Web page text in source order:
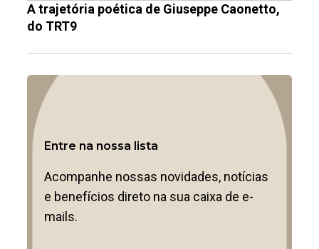
A trajetória poética de Giuseppe Caonetto,
do TRT9
Entre na nossa lista
Acompanhe nossas novidades, notícias
e benefícios direto na sua caixa de e-
mails.